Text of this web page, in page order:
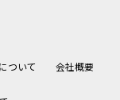
ついて 会社概要